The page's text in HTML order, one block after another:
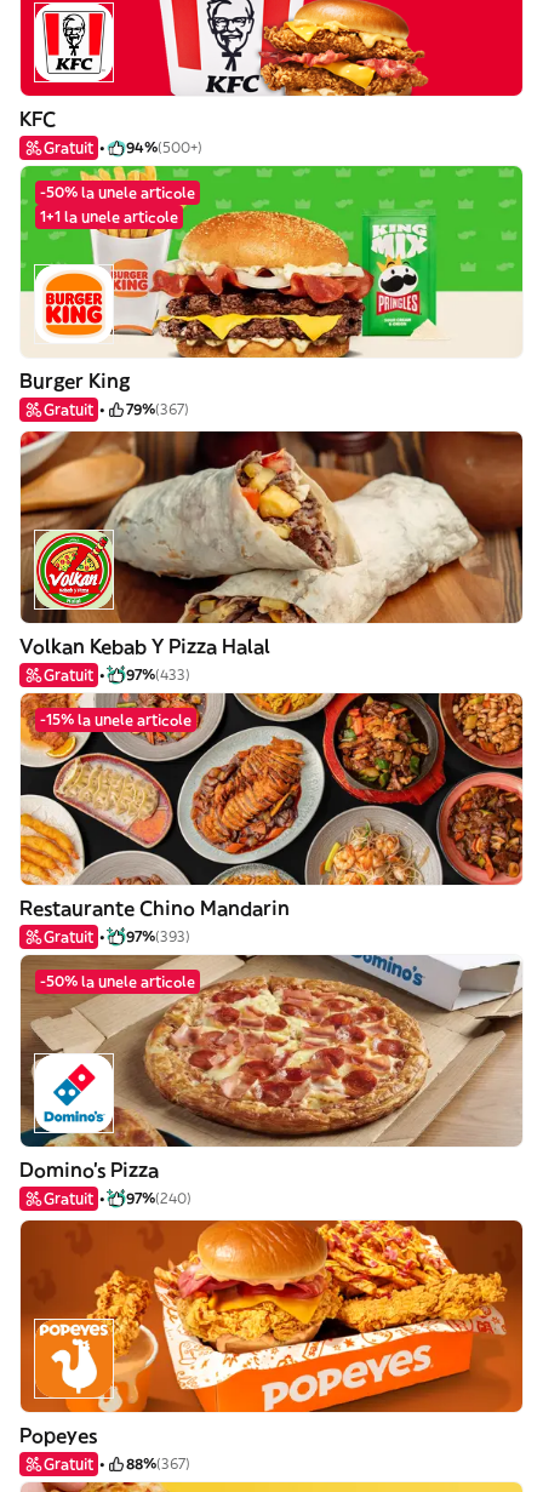
KFC
Gratuit 94%(500+)
-50% la unele articole
1+1 la unele articole
Burger King
Gratuit 79%(367)
Volkan Kebab Y Pizza Halal
Gratuit 97%(433)
-15% la unele articole
Restaurante Chino Mandarin
Gratuit 97%(393)
-50% la unele articole
Domino's Pizza
Gratuit 97%(240)
Popeyes
Gratuit 88%(367)